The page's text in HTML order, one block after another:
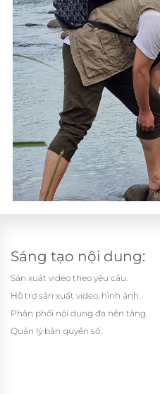
Sáng tạo nội dung:
Sản xuất video theo yêu cầu.
Hỗ trợ sản xuất video, hình ảnh.
Phân phối nội dung đa nền tảng.
Quản lý bản quyền số.